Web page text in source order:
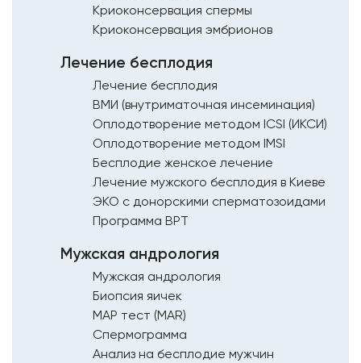
Криоконсервация спермы
Криоконсервация эмбрионов
Лечение бесплодия
Лечение бесплодия
ВМИ (внутриматочная инсеминация)
Оплодотворение методом ICSI (ИКСИ)
Оплодотворение методом IMSI
Бесплодие женское лечение
Лечение мужского бесплодия в Киеве
ЭКО с донорскими сперматозоидами
Программа ВРТ
Мужская андрология
Мужская андрология
Биопсия яичек
МАР тест (MAR)
Спермограмма
Анализ на бесплодие мужчин